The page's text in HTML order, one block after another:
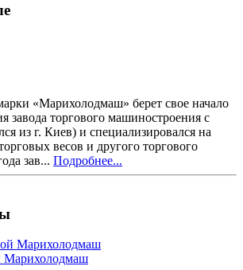
«Марихолодмаш» берет свое начало
завода торгового машиностроения с
из г. Киев) и специализировался на
весов и другого торгового
зав... Подробнее...
Марихолодмаш